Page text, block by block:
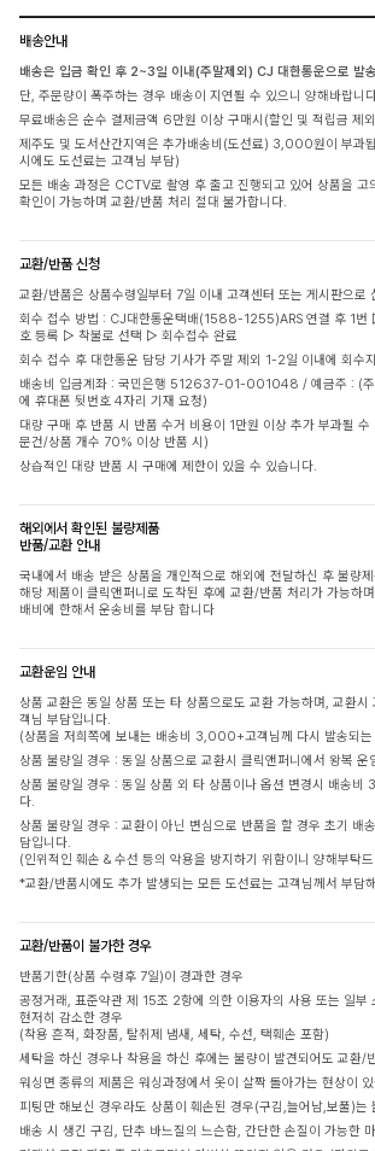
배송안내
배송은 입금 확인 후 2~3일 이내(주말제외) CJ 대한통운으로 발
단, 주문량이 폭주하는 경우 배송이 지연될 수 있으니 양해바랍니
무료배송은 순수 결제금액 6만원 이상 구매시(할인 및 적립금 제
제주도 및 도서산간지역은 추가배송비(도선료) 3,000원이 부과
시에도 도선료는 고객님 부담)
모든 배송 과정은 CCTV로 촬영 후 출고 진행되고 있어 상품을 고
확인이 가능하며 교환/반품 처리 절대 불가합니다.
교환/반품 신청
교환/반품은 상품수령일부터 7일 이내 고객센터 또는 게시판으로
회수 접수 방법 : CJ대한통운택배(1588-1255)ARS 연결 후 1
호 등록 ▷ 착불로 선택 ▷ 회수접수 완료
회수 접수 후 대한통운 담당 기사가 주말 제외 1-2일 이내에 회수
배송비 입금계좌 : 국민은행 512637-01-001048 / 예금주 : (주
에 휴대폰 뒷번호 4자리 기재 요청)
대량 구매 후 반품 시 반품 수거 비용이 1만원 이상 추가 부과될
문건/상품 개수 70% 이상 반품 시)
상습적인 대량 반품 시 구매에 제한이 있을 수 있습니다.
해외에서 확인된 불량제품
반품/교환 안내
국내에서 배송 받은 상품을 개인적으로 해외에 전달하신 후 불량
해당 제품이 클릭앤퍼니로 도착된 후에 교환/반품 처리가 가능하
배비에 한해서 운송비를 부담 합니다
교환운임 안내
상품 교환은 동일 상품 또는 타 상품으로도 교환 가능하며, 교환
객님 부담입니다.
(상품을 저희쪽에 보내는 배송비 3,000+고객님께 다시 발송되
상품 불량일 경우 : 동일 상품으로 교환시 클릭앤퍼니에서 왕복 운
상품 불량일 경우 : 동일 상품 외 타 상품이나 옵션 변경시 배송
다.
상품 불량일 경우 : 교환이 아닌 변심으로 반품을 할 경우 초기
담입니다.
(인위적인 훼손 & 수선 등의 악용을 방지하기 위함이니 양해부탁
*교환/반품시에도 추가 발생되는 모든 도선료는 고객님께서 부담
교환/반품이 불가한 경우
반품기한(상품 수령후 7일)이 경과한 경우
공정거래, 표준약관 제 15조 2항에 의한 이용자의 사용 또는 일부
현저히 감소한 경우
(착용 흔적, 화장품, 탈취제 냄새, 세탁, 수선, 택훼손 포함)
세탁을 하신 경우나 착용을 하신 후에는 불량이 발견되어도 교환/
워싱면 종류의 제품은 워싱과정에서 옷이 살짝 돌아가는 현상이
피팅만 해보신 경우라도 상품이 훼손된 경우(구김,늘어남,보풀)는
배송 시 생긴 구김, 단추 바느질의 느슨함, 간단한 손질이 가능한